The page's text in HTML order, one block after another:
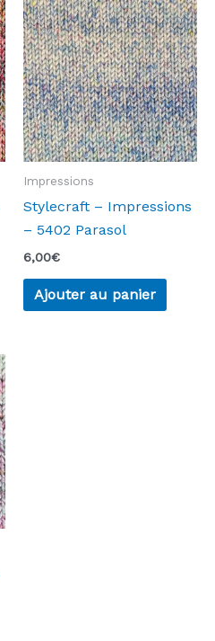
Impressions
Stylecraft – Impressions
– 5402 Parasol
6,00€
Ajouter au panier